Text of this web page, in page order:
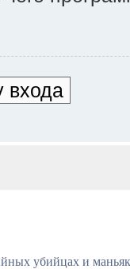
входа
убийцах и